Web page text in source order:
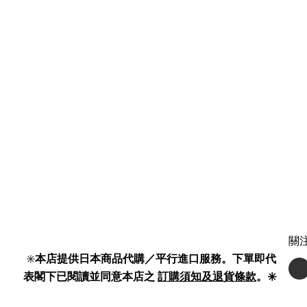
✳️本店提供日本商品代購／平行進口服務。下單即代
表閣下已閱讀並同意本店之 訂購須知及退貨條款。✳️
關